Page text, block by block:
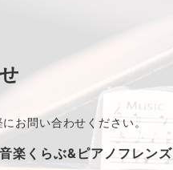
にお問い合わせください。
楽くらぶ&ピアノフレンズ